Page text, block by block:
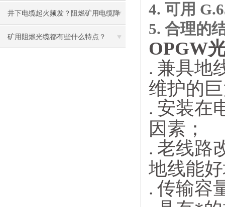
范与注意事项
井下电缆起火频发？阻燃矿用电缆降
低瓦斯爆炸风险
矿用阻燃光缆都有些什么特点？
4. 可用
5. 合理的
OPGW
. 兼具地
维护的
. 安装在
因素；
. 老线路
地线能
. 传输容